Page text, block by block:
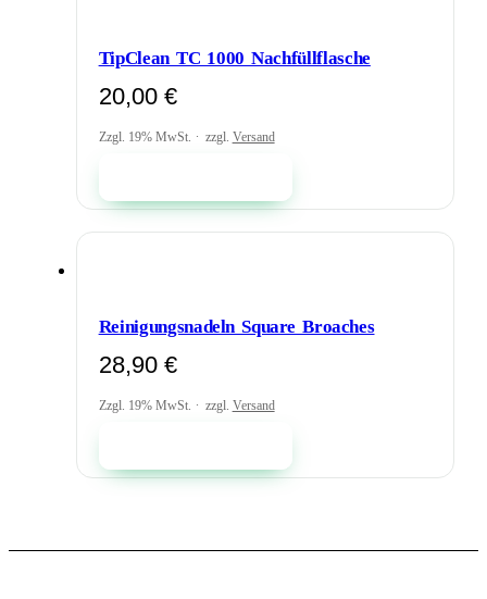
TipClean TC 1000 Nachfüllflasche
20,00 €
Zzgl. 19% MwSt. zzgl. Versand
Reinigungsnadeln Square Broaches
28,90 €
Zzgl. 19% MwSt. zzgl. Versand